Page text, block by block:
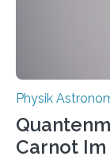
Physik
Carnot